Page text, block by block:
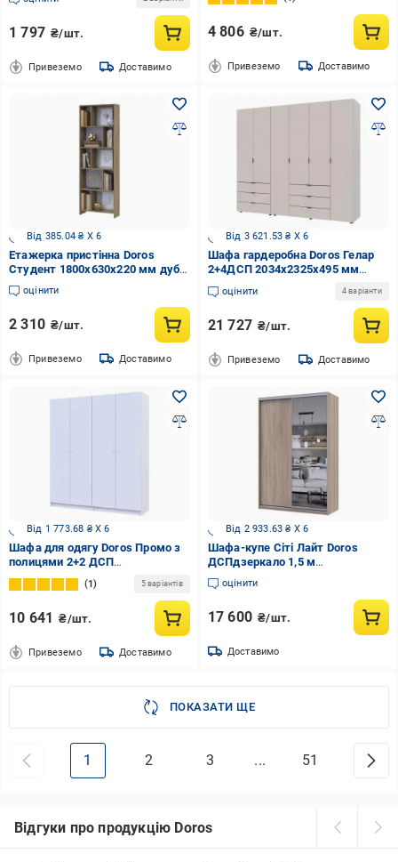
1 797 ₴/шт.
Привеземо Доставимо
4 806 ₴/шт.
Привеземо Доставимо
Від 385.04 ₴ X 6
Етажерка пристінна Doros
Студент 1800х630х220 мм дуб
артізан
оцінити
2 310 ₴/шт.
Привеземо Доставимо
Від 3 621.53 ₴ X 6
Шафа гардеробна Doros Гелар
2+4ДСП 2034х2325х495 мм
кашемір /
оцінити 4 варіанти
21 727 ₴/шт.
Привеземо Доставимо
Від 1 773.68 ₴ X 6
Шафа для одягу Doros Промо з
полицями 2+2 ДСП
2040х1800х480 мм білий / білий
1 5 варіантів
10 641 ₴/шт.
Привеземо Доставимо
Від 2 933.63 ₴ X 6
Шафа-купе Сіті Лайт Doros
ДСПдзеркало 1,5 м
1500x600x2250 мм дуб сонома
двері ДСП/дзеркало
оцінити
17 600 ₴/шт.
Доставимо
ПОКАЗАТИ ЩЕ
1 2 3 ... 51
Відгуки про продукцію Doros